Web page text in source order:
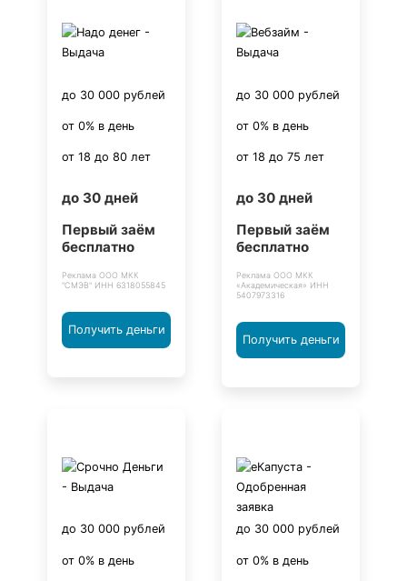
до 30 000 рублей
от 0% в день
от 18 до 80 лет
до 30 дней
Первый заём
бесплатно
Реклама ООО МКК
"СМЭВ" ИНН 6318055845
Получить деньги
до 30 000 рублей
от 0% в день
от 18 до 75 лет
до 30 дней
Первый заём
бесплатно
Реклама ООО МКК
«Академическая» ИНН
5407973316
Получить деньги
до 30 000 рублей
от 0% в день
до 30 000 рублей
от 0% в день